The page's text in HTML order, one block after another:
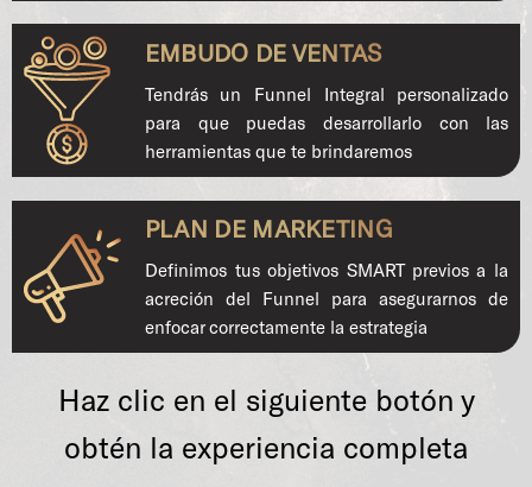
EMBUDO DE VENTAS
Tendrás un Funnel Integral personalizado
para que puedas desarrollarlo con las
herramientas que te brindaremos
PLAN DE MARKETING
Definimos tus objetivos SMART previos a la
acreción del Funnel para asegurarnos de
enfocar correctamente la estrategia
Haz clic en el siguiente botón y
obtén la experiencia completa